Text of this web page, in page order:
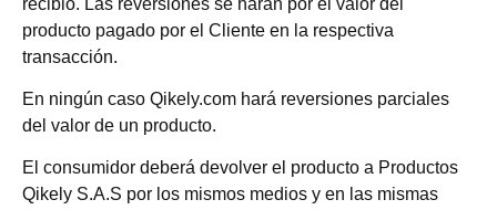
producto pagado por el Cliente en la respectiva
transacción.
En ningún caso Qikely.com hará reversiones parciales
del valor de un producto.
El consumidor deberá devolver el producto a Productos
Qikely S.A.S por los mismos medios y en las mismas